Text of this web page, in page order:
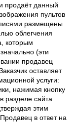
продаёт данный
пультов
размещены
облегчения
которым
(эти
продавец
оставляет
услуги:
нажимая кнопку
разделе сайта
этим
в ответ на